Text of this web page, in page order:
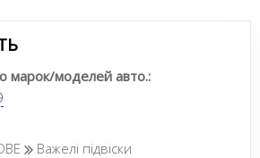
марок/моделей авто.:
Важелі підвіски